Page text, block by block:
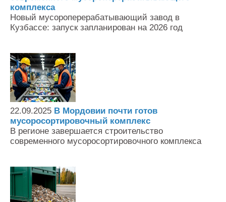
комплекса
Новый мусороперерабатывающий завод в
Кузбассе: запуск запланирован на 2026 год
22.09.2025 В Мордовии почти готов
мусоросортировочный комплекс
В регионе завершается строительство
современного мусоросортировочного комплекса